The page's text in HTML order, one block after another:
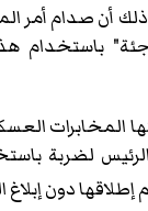
ذلك أن صدام أمر
باستخدام
المخابرات
لضربة
دون إبلاغ